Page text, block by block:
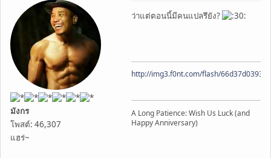
มังกร
โพสต์: 46,307
แฮร่~
ว่าแต่ตอนนี้มีคนแปลรึยัง?
http://img3.f0nt.com/flash/
A Long Patience: Wish Us Luck (and
Happy Anniversary)